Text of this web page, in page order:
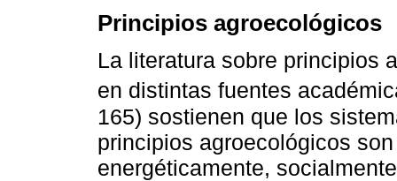
Principios agroecológicos
La literatura sobre principios
en distintas fuentes
165) sostienen que los
principios agroecológicos
energéticamente,